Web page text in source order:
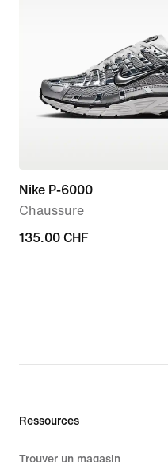
Nike P-6000
Chaussure
135.00 CHF
135.00 CHF
Ressources
Trouver un magasin